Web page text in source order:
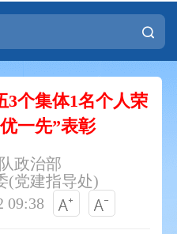
3个集体1名个人荣
一先”表彰
政治部
(党建指导处)
09:38